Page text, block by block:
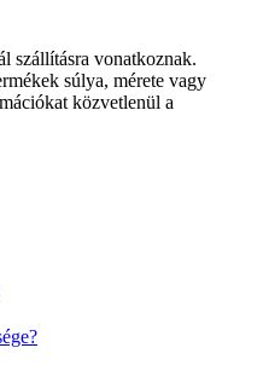
szállításra vonatkoznak.
súlya, mérete vagy
közvetlenül a